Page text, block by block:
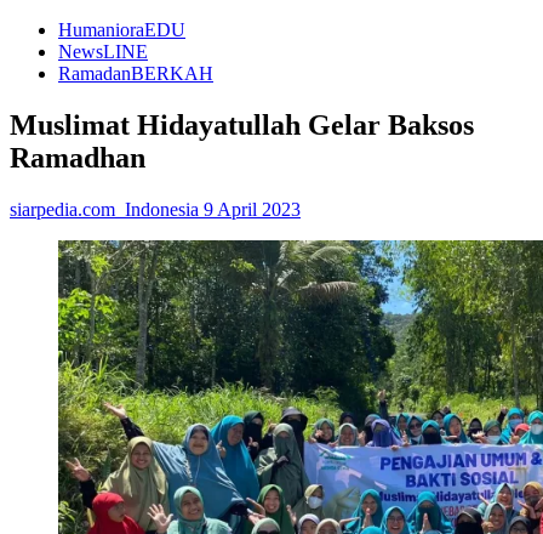
HumanioraEDU
NewsLINE
RamadanBERKAH
Muslimat Hidayatullah Gelar Baksos
Ramadhan
siarpedia.com_Indonesia 9 April 2023